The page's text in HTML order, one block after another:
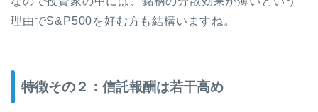
理由でS&P500を好む方も結構いますね。
特徴その２：信託報酬は若干高め